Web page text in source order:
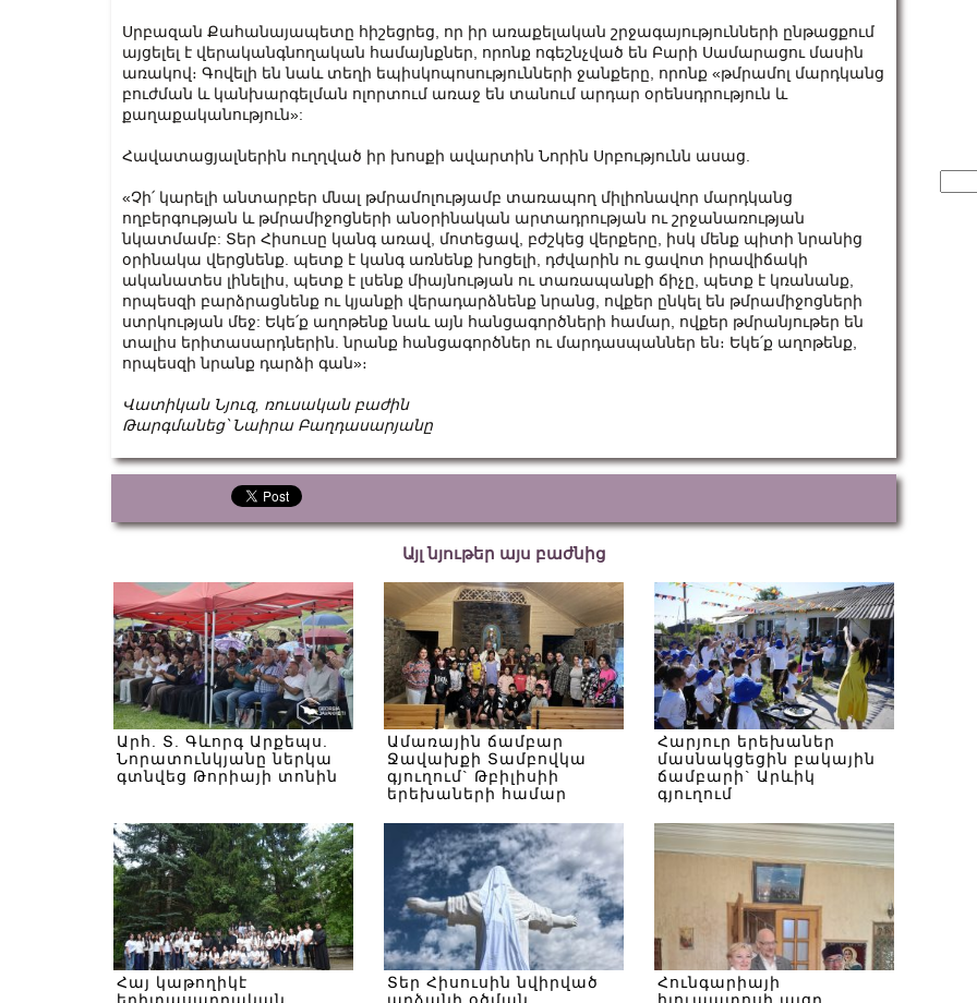
Սրբազան Քահանայապետը հիշեցրեց, որ իր առաքելական շրջագայությունների ընթացքում
այցելել է վերականգնողական համայնքներ, որոնք ոգեշնչված են Բարի Սամարացու մասին
առակով։ Գովելի են նաև տեղի եպիսկոպոսությունների ջանքերը, որոնք «թմրամոլ մարդկանց
բուժման և կանխարգելման ոլորտում առաջ են տանում արդար օրենսդրություն և
քաղաքականություն»:
Հավատացյալներին ուղղված իր խոսքի ավարտին Նորին Սրբությունն ասաց.
«Չի՛ կարելի անտարբեր մնալ թմրամոլությամբ տառապող միլիոնավոր մարդկանց
ողբերգության և թմրամիջոցների անօրինական արտադրության ու շրջանառության
նկատմամբ: Տեր Հիսուսը կանգ առավ, մոտեցավ, բժշկեց վերքերը, իսկ մենք պիտի նրանից
օրինակա վերցնենք. պետք է կանգ առնենք խոցելի, դժվարին ու ցավոտ իրավիճակի
ականատես լինելիս, պետք է լսենք միայնության ու տառապանքի ճիչը, պետք է կռանանք,
որպեսզի բարձրացնենք ու կյանքի վերադարձնենք նրանց, ովքեր ընկել են թմրամիջոցների
ստրկության մեջ: Եկե՛ք աղոթենք նաև այն հանցագործների համար, ովքեր թմրանյութեր են
տալիս երիտասարդներին. նրանք հանցագործներ ու մարդասպաններ են։ Եկե՛ք աղոթենք,
որպեսզի նրանք դարձի գան»։
Վատիկան Նյուզ, ռուսական բաժին
Թարգմանեց՝ Նաիրա Բաղդասարյանը
Այլ նյութեր այս բաժնից
Արհ. Տ. Գևորգ Արքեպս.
Նորատունկյանը ներկա
գտնվեց Թորիայի տոնին
Ամառային ճամբար
Ջավախքի Տամբովկա
գյուղում` Թբիլիսիի
երեխաների համար
Հարյուր երեխաներ
մասնակցեցին բակային
ճամբարի` Արևիկ
գյուղում
Հայ կաթողիկէ
Տեր Հիսուսին նվիրված
Հունգարիայի
for: